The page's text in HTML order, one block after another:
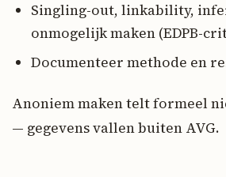
Singling-out, linkability,
onmogelijk maken (EDPB-
Documenteer methode en
Anoniem maken telt formeel
— gegevens vallen buiten AVG.